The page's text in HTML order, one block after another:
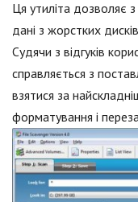
Ця утиліта дозволяє
дані з жорстких
Судячи з відгуків
справляється з
взятися за
форматування і